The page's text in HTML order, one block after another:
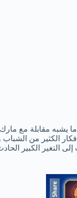
ما يشبه مقابلة مع
الكثير من
التغير الكبير